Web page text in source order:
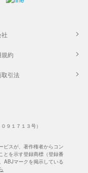
規約
引法
ビスが、著作権者からコン
とを示す登録商標（登録番
ABJマークを掲示している